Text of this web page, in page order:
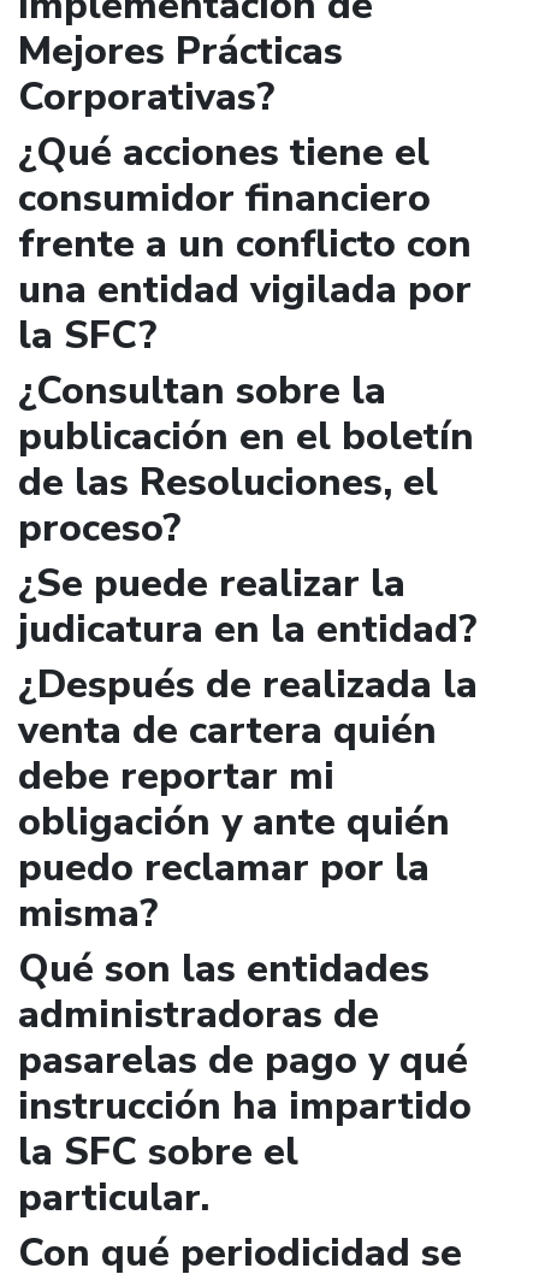
Mejores Prácticas
Corporativas?
¿Qué acciones tiene el
consumidor financiero
frente a un conflicto con
una entidad vigilada por
la SFC?
¿Consultan sobre la
publicación en el boletín
de las Resoluciones, el
proceso?
¿Se puede realizar la
judicatura en la entidad?
¿Después de realizada la
venta de cartera quién
debe reportar mi
obligación y ante quién
puedo reclamar por la
misma?
Qué son las entidades
administradoras de
pasarelas de pago y qué
instrucción ha impartido
la SFC sobre el
particular.
Con qué periodicidad se